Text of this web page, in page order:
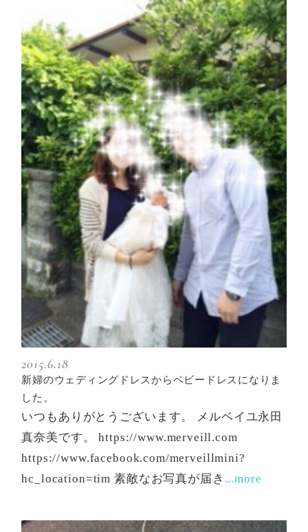
2015.6.18
新婦のウェディングドレスからベビードレスになりま
した。
いつもありがとうございます。 メルベイユ永田
真奈美です。 https://www.merveill.com
https://www.facebook.com/merveillmini?
hc_location=tim 素敵なお写真が届き ...more